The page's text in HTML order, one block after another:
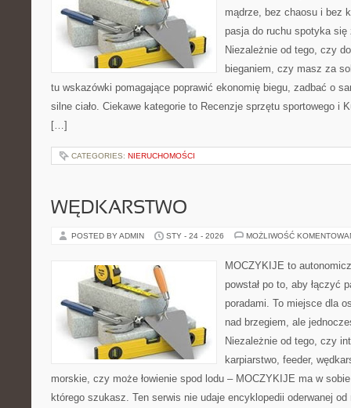
mądrze, bez chaosu i bez
pasja do ruchu spotyka się
Niezależnie od tego, czy
bieganiem, czy masz za
tu wskazówki pomagające poprawić ekonomię biegu, zadbać o
silne ciało. Ciekawe kategorie to Recenzje sprzętu sportowego i
[…]
CATEGORIES: NIERUCHOMOŚCI
WĘDKARSTWO
POSTED BY ADMIN STY - 24 - 2026 MOŻLIWOŚĆ
MOCZYKIJE to
powstał po to, aby łączyć
poradami. To miejsce dla
nad brzegiem, ale
Niezależnie od tego, czy
karpiarstwo, feeder,
morskie, czy może łowienie spod lodu – MOCZYKIJE ma w
którego szukasz. Ten serwis nie udaje encyklopedii oderwanej